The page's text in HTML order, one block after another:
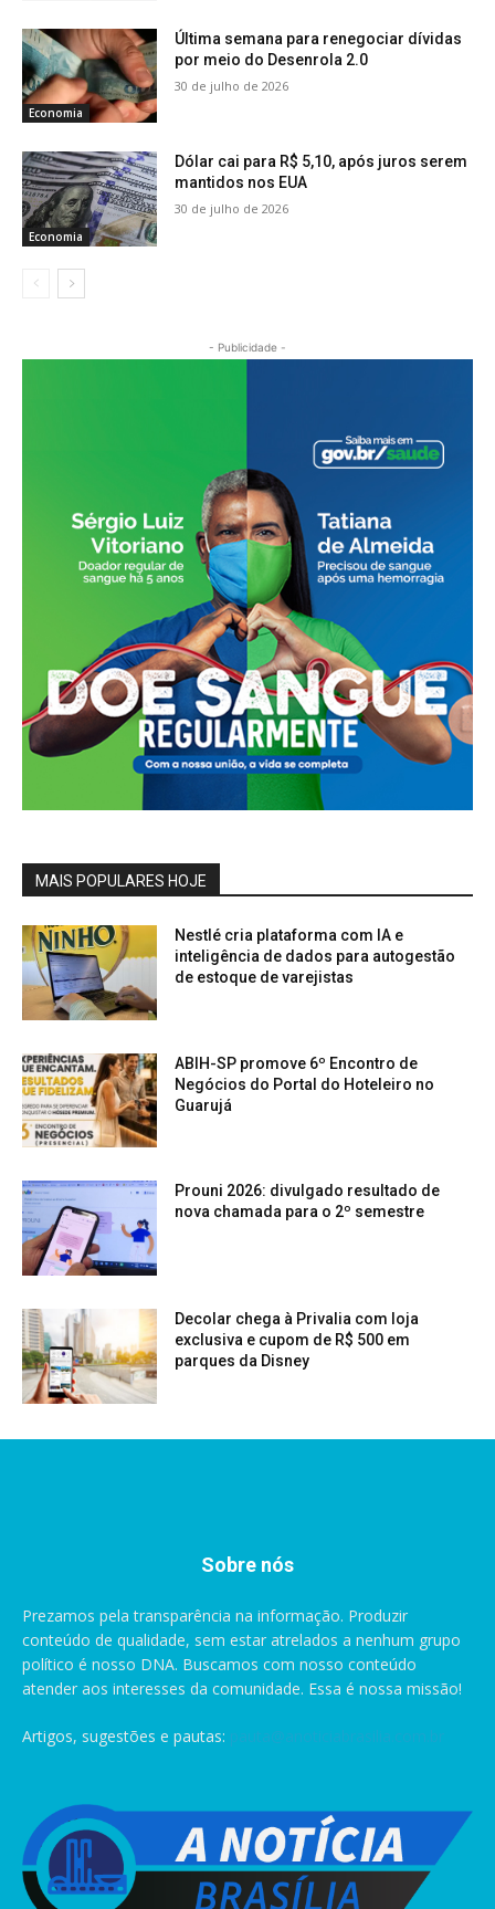
Economia
Última semana para renegociar dívidas
por meio do Desenrola 2.0
30 de julho de 2026
Economia
Dólar cai para R$ 5,10, após juros serem
mantidos nos EUA
30 de julho de 2026
- Publicidade -
MAIS POPULARES HOJE
Nestlé cria plataforma com IA e
inteligência de dados para autogestão
de estoque de varejistas
ABIH-SP promove 6º Encontro de
Negócios do Portal do Hoteleiro no
Guarujá
Prouni 2026: divulgado resultado de
nova chamada para o 2º semestre
Decolar chega à Privalia com loja
exclusiva e cupom de R$ 500 em
parques da Disney
Sobre nós
Prezamos pela transparência na informação. Produzir
conteúdo de qualidade, sem estar atrelados a nenhum grupo
político é nosso DNA. Buscamos com nosso conteúdo
atender aos interesses da comunidade. Essa é nossa missão!
Artigos, sugestões e pautas: pauta@anoticiabrasilia.com.br